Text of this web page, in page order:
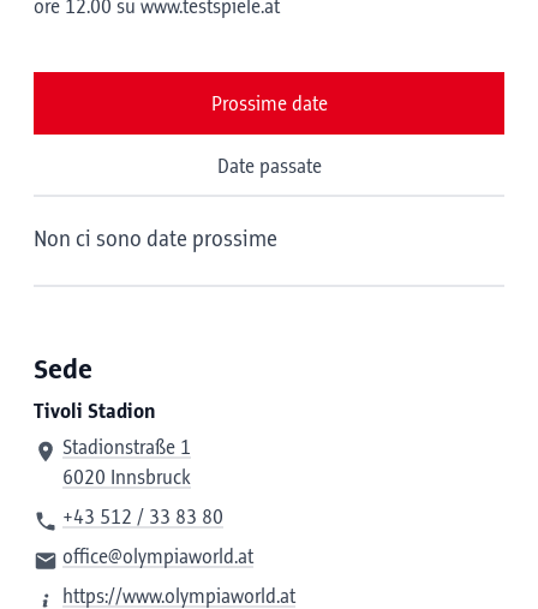
ore 12.00 su www.testspiele.at
Prossime date
Date passate
Non ci sono date prossime
Sede
Tivoli Stadion
Stadionstraße 1
6020 Innsbruck
+43 512 / 33 83 80
office@olympiaworld.at
https://www.olympiaworld.at